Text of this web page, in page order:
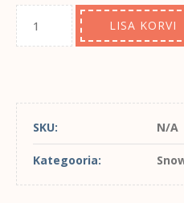
LISA KORVI
SKU: N/A
Kategooria: